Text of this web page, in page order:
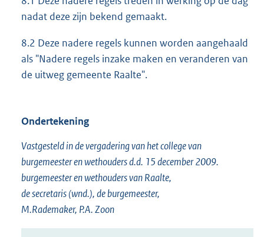
nadat deze zijn bekend gemaakt.
8.2 Deze nadere regels kunnen worden aangehaald
als "Nadere regels inzake maken en veranderen van
de uitweg gemeente Raalte".
Ondertekening
Vastgesteld in de vergadering van het college van
burgemeester en wethouders d.d. 15 december 2009.
burgemeester en wethouders van Raalte,
de secretaris (wnd.), de burgemeester,
M.Rademaker, P.A. Zoon